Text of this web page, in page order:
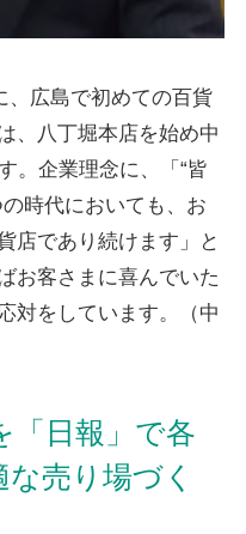
広島で初めての百貨
、八丁堀本店を始め中
。企業理念に、「“皆
時代においても、お
店であり続けます」と
お客さまに喜んでいた
対をしています。（中
「日報」で各
売り場づく